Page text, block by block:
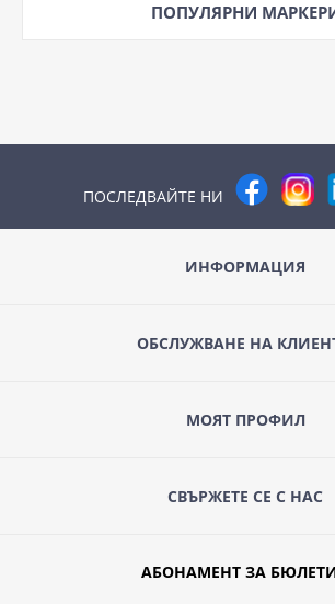
ПОПУЛЯРНИ
ПОСЛЕДВАЙТЕ НИ
ИНФОРМАЦИЯ
ОБСЛУЖВАНЕ НА
МОЯТ ПРОФИЛ
СВЪРЖЕТЕ СЕ С НАС
АБОНАМЕНТ ЗА